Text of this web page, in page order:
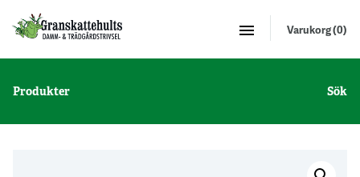
Varukorg (0)
Produkter Sök